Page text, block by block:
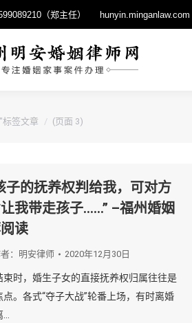
（郑主任） hunyin.minganlaw.com
标签文章 (页面 3)
子的抚养权判给我，可对方
我带走孩子……” –福州婚姻
读
： 明安律师 2020年12月30日
束时，婚生子女的直接抚养权归属往往是
点。各式“夺子大战”轮番上场，有时离婚